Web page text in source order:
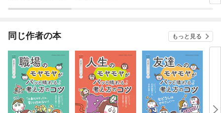
今
同じ作者の本 もっと見る